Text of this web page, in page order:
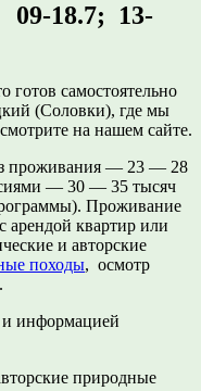
09-18.7; 13-
готов самостоятельно
(Соловки), где мы
на нашем сайте.
проживания — 23 — 28
— 30 — 35 тысяч
Проживание
арендой квартир или
и авторские
походы, осмотр
информацией
природные